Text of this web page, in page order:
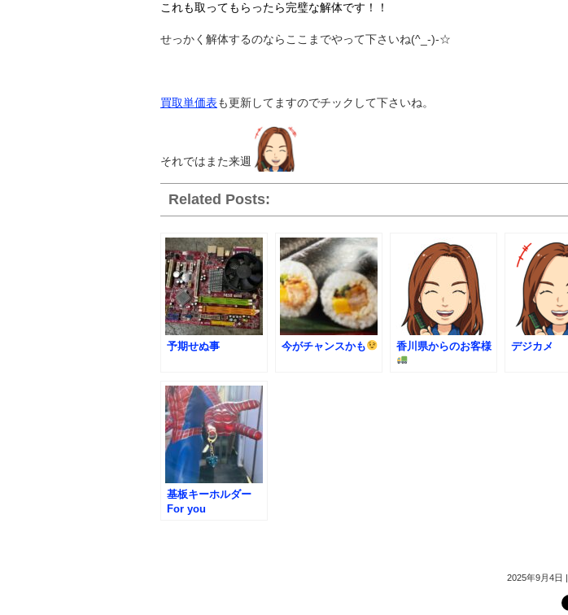
これも取ってもらったら完璧な解体です！！
せっかく解体するのならここまでやって下さいね(^_-)-☆
買取単価表も更新してますのでチックして下さいね。
それではまた来週
Related Posts:
予期せぬ事 今がチャンスかも 香川県からのお客様 デジカメ
基板キーホルダー
For you
2025年9月4日 |